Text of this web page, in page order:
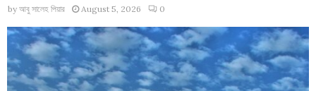
by আবু সালেহ পিয়ার August 5, 2026 0